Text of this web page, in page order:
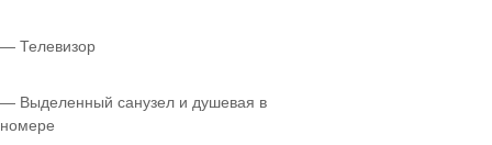
— Телевизор
— Выделенный санузел и душевая в
номере